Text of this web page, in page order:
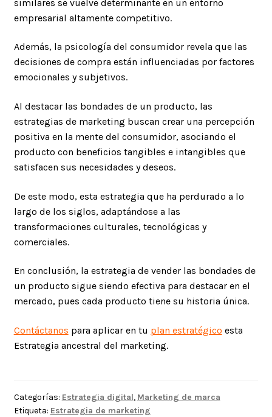
similares se vuelve determinante en un entorno
empresarial altamente competitivo.
Además, la psicología del consumidor revela que las
decisiones de compra están influenciadas por factores
emocionales y subjetivos.
Al destacar las bondades de un producto, las
estrategias de marketing buscan crear una percepción
positiva en la mente del consumidor, asociando el
producto con beneficios tangibles e intangibles que
satisfacen sus necesidades y deseos.
De este modo, esta estrategia que ha perdurado a lo
largo de los siglos, adaptándose a las
transformaciones culturales, tecnológicas y
comerciales.
En conclusión, la estrategia de vender las bondades de
un producto sigue siendo efectiva para destacar en el
mercado, pues cada producto tiene su historia única.
Contáctanos para aplicar en tu plan estratégico esta
Estrategia ancestral del marketing.
Categorías: Estrategia digital, Marketing de marca
Etiqueta: Estrategia de marketing